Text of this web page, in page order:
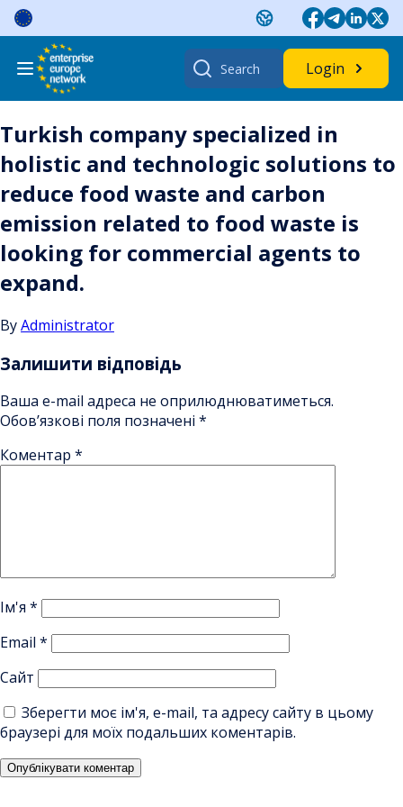
Skip
content
Search
for:
Login
Turkish company specialized in
holistic and technologic solutions to
reduce food waste and carbon
emission related to food waste is
looking for commercial agents to
expand.
ByAdministrator
Залишити відповідь
Ваша e-mail адреса не оприлюднюватиметься.
Обов’язкові поля позначені *
Коментар *
Ім'я *
Email *
Сайт
Зберегти моє ім'я, e-mail, та адресу сайту в цьому
браузері для моїх подальших коментарів.